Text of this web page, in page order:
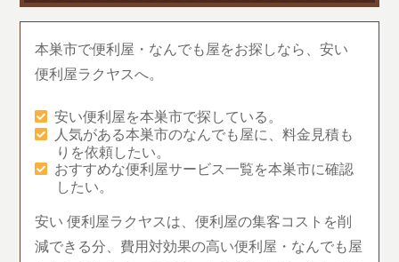
本巣市で便利屋・なんでも屋をお探しなら、安い
便利屋ラクヤスへ。
安い便利屋を本巣市で探している。
人気がある本巣市のなんでも屋に、料金見積も
りを依頼したい。
おすすめな便利屋サービス一覧を本巣市に確認
したい。
安い 便利屋ラクヤスは、便利屋の集客コストを削
減できる分、費用対効果の高い便利屋・なんでも屋